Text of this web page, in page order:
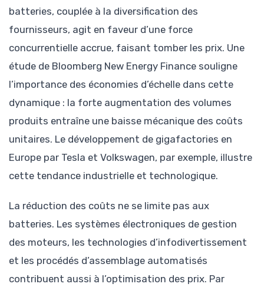
batteries, couplée à la diversification des
fournisseurs, agit en faveur d’une force
concurrentielle accrue, faisant tomber les prix. Une
étude de Bloomberg New Energy Finance souligne
l’importance des économies d’échelle dans cette
dynamique : la forte augmentation des volumes
produits entraîne une baisse mécanique des coûts
unitaires. Le développement de gigafactories en
Europe par Tesla et Volkswagen, par exemple, illustre
cette tendance industrielle et technologique.
La réduction des coûts ne se limite pas aux
batteries. Les systèmes électroniques de gestion
des moteurs, les technologies d’infodivertissement
et les procédés d’assemblage automatisés
contribuent aussi à l’optimisation des prix. Par